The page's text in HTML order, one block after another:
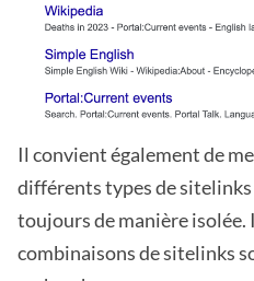
Il convient également de
différents types de
toujours de manière isolée.
combinaisons de sitelinks